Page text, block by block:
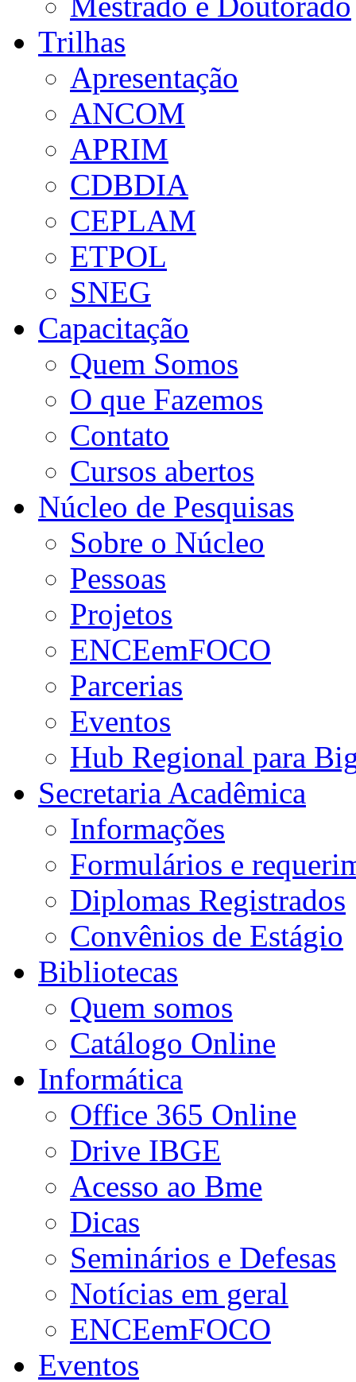
Trilhas
Apresentação
ANCOM
APRIM
CDBDIA
CEPLAM
ETPOL
SNEG
Capacitação
Quem Somos
O que Fazemos
Contato
Cursos abertos
Núcleo de Pesquisas
Sobre o Núcleo
Pessoas
Projetos
ENCEemFOCO
Parcerias
Eventos
Hub Regional para
Secretaria Acadêmica
Informações
Formulários e
Diplomas Registrados
Convênios de Estágio
Bibliotecas
Quem somos
Catálogo Online
Informática
Office 365 Online
Drive IBGE
Acesso ao Bme
Dicas
Seminários e Defesas
Notícias em geral
ENCEemFOCO
Eventos